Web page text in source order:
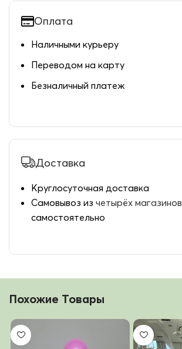
Оплата
Наличными курьеру
Переводом на карту
Безналичный платеж
Доставка
Круглосуточная доставка
Самовывоз из четырёх магазинов
самостоятельно
Похожие Товары